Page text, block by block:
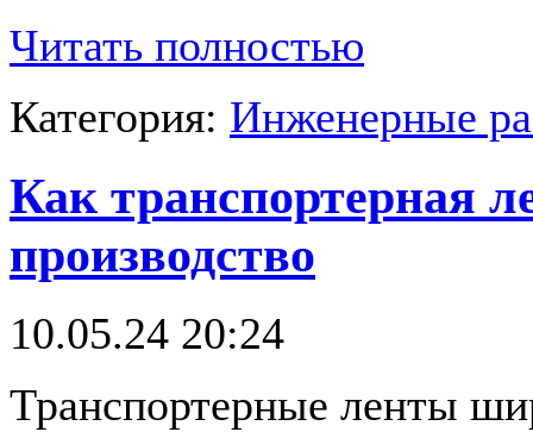
Читать полностью
Категория: Инженерные
Как транспортерная
производство
10.05.24 20:24
Транспортерные ленты